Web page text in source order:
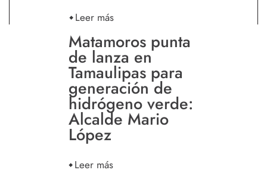
Leer más
Matamoros punta
de lanza en
Tamaulipas para
generación de
hidrógeno verde:
Alcalde Mario
López
Leer más